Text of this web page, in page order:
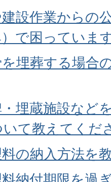
設作業からの
で困っていま
埋葬する場合
埋蔵施設など
て教えてくだ
の納入方法を